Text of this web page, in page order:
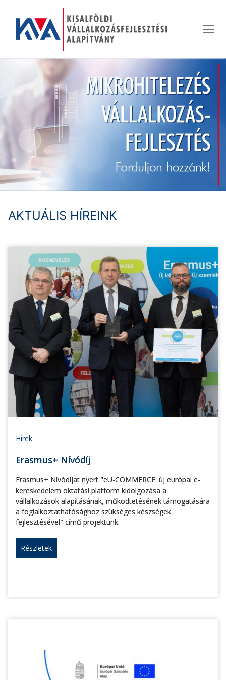
tartalomra
AKTUÁLIS HÍREINK
Hírek
Erasmus+ Nívódíj
Erasmus+ Nívódíjat nyert "eU-COMMERCE: új európai e-
kereskedelem oktatási platform kidolgozása a
vállalkozások alapításának, működtetésének támogatására
a foglalkoztathatósághoz szükséges készségek
fejlesztésével" című projektünk.
Részletek